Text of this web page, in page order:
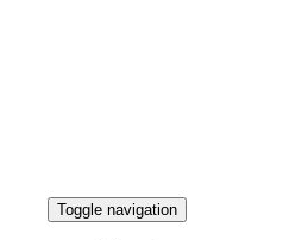
Toggle navigation